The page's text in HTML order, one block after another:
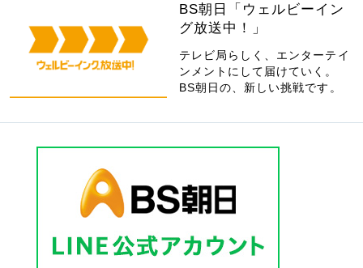
BS朝日「ウェルビーイン
グ放送中！」
テレビ局らしく、エンターテイ
ンメントにして届けていく。
BS朝日の、新しい挑戦です。